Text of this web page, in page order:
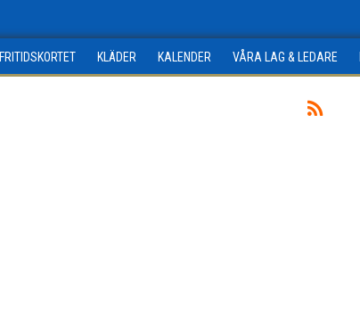
FRITIDSKORTET KLÄDER KALENDER VÅRA LAG & LEDARE